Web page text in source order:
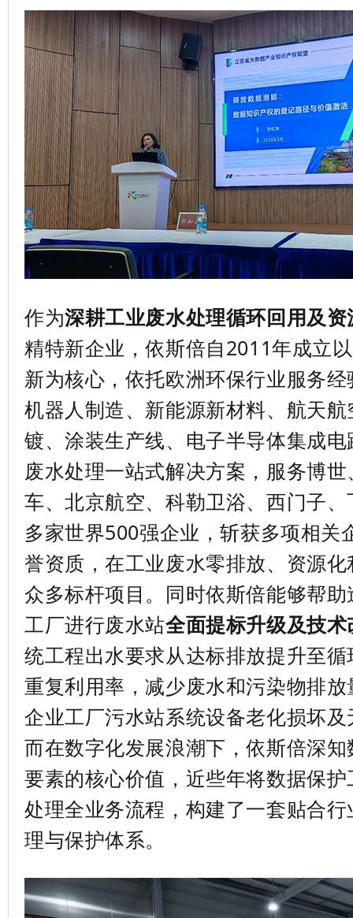
作为深耕工业废水处理循环回用及
精特新企业，依斯倍自2011年成立
新为核心，依托欧洲环保行业服务
机器人制造、新能源新材料、航天
镀、涂装生产线、电子半导体集成
废水处理一站式解决方案，服务博
车、北京航空、科勒卫浴、西门子
多家世界500强企业，斩获多项相关
誉资质，在工业废水零排放、资源
众多标杆项目。同时依斯倍能够帮
工厂进行废水站全面提标升级及技术
统工程出水要求从达标排放提升至
重复利用率，减少废水和污染物排
企业工厂污水站系统设备老化损坏
而在数字化发展浪潮下，依斯倍深
要素的核心价值，近些年将数据保
处理全业务流程，构建了一套贴合
理与保护体系。